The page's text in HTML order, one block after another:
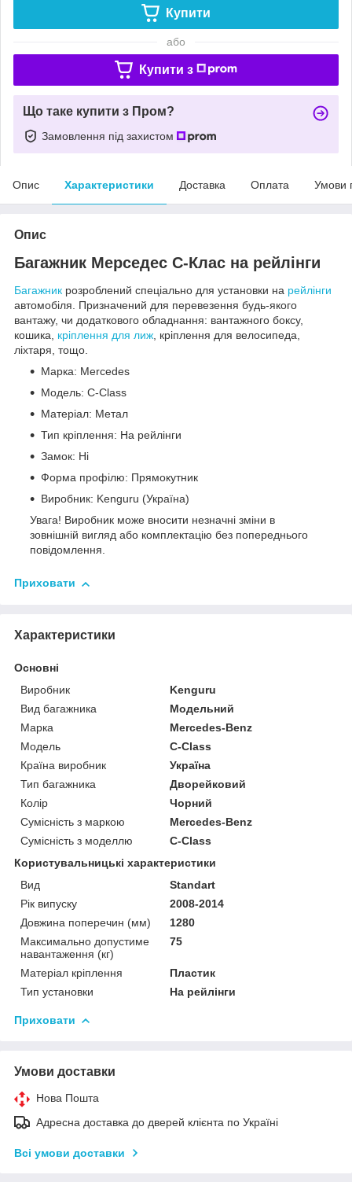
Купити
або
Купити з
Що таке купити з Пром?
Замовлення під захистом
Опис Характеристики Доставка Оплата Умови
Опис
Багажник Мерседес С-Клас на рейлінги
Багажник розроблений спеціально для установки на рейлінги
автомобіля. Призначений для перевезення будь-якого
вантажу, чи додаткового обладнання: вантажного боксу,
кошика, кріплення для лиж, кріплення для велосипеда,
ліхтаря, тощо.
Марка: Mercedes
Модель: C-Class
Матеріал: Метал
Тип кріплення: На рейлінги
Замок: Ні
Форма профілю: Прямокутник
Виробник: Kenguru (Україна)
Увага! Виробник може вносити незначні зміни в
зовнішній вигляд або комплектацію без попереднього
повідомлення.
Приховати
Характеристики
Основні
Виробник
Kenguru
Вид багажника
Модельний
Марка
Mercedes-Benz
Модель
C-Class
Країна виробник
Україна
Тип багажника
Дворейковий
Колір
Чорний
Сумісність з маркою
Mercedes-Benz
Сумісність з моделлю
C-Class
Користувальницькі характеристики
Вид
Standart
Рік випуску
2008-2014
Довжина поперечин (мм)
1280
Максимально допустиме
навантаження (кг)
75
Матеріал кріплення
Пластик
Тип установки
На рейлінги
Приховати
Умови доставки
Нова Пошта
Адресна доставка до дверей клієнта по Україні
Всі умови доставки